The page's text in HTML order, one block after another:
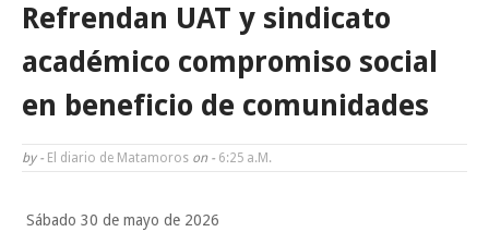
Definirá la Presidenta el futuro de México el 1 de Septiembre.
Continúa con éxito la Expo Militar
Viernes, 7 Agosto
Refrendan UAT y sindicato
académico compromiso social
en beneficio de comunidades
by - El diario de Matamoros on - 6:25 A.m.
Sábado 30 de mayo de 2026